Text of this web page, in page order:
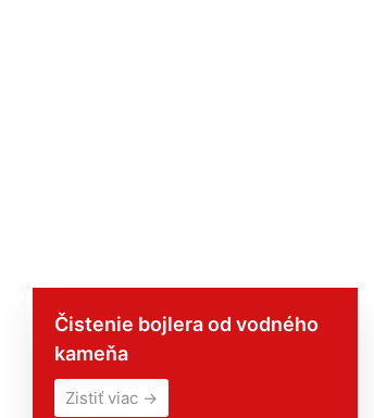
Čistenie bojlera od vodného
kameňa
Zistiť viac →